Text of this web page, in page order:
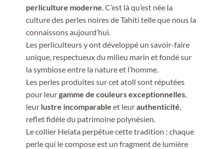
perliculture moderne . C’est là qu’est née la
culture des perles noires de Tahiti telle que nous la
connaissons aujourd’hui.
Les perliculteurs y ont développé un savoir-faire
unique, respectueux du milieu marin et fondé sur
la symbiose entre la nature et l’homme.
Les perles produites sur cet atoll sont réputées
pour leurgamme de couleurs exceptionnelles,
leur lustre incomparable et leurauthenticité
reflet fidèle du patrimoine polynésien.
Le collier Heiata perpétue cette tradition : chaque
perle qui le compose est un fragment de lumière